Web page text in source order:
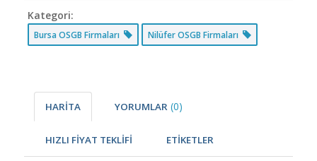
Kategori:
Bursa OSGB Firmaları Nilüfer OSGB Firmaları
HARİTA YORUMLAR(0)
HIZLI FİYAT TEKLİFİ ETİKETLER